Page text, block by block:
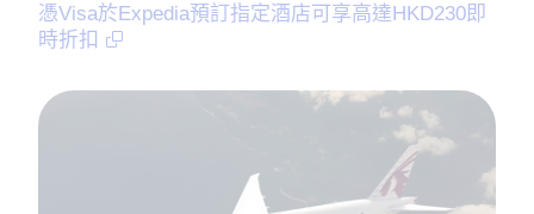
憑Visa於Expedia預訂指定酒店可享高達HKD230即
時折扣